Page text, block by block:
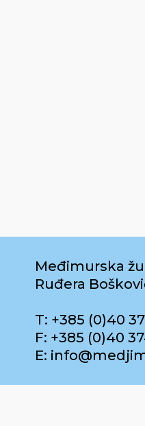
Međimurska
Ruđera
T: +385 (0)40
F: +385 (0)40
E: